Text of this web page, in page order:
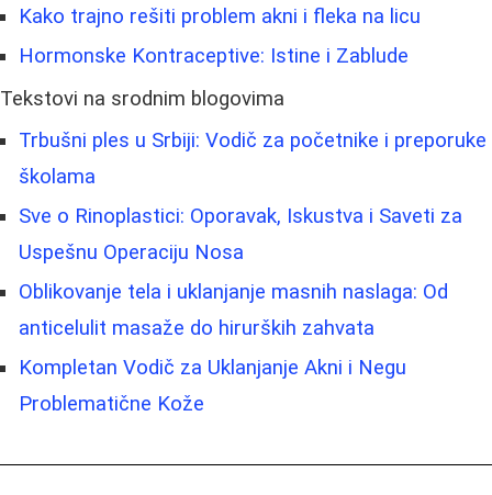
Kako trajno rešiti problem akni i fleka na licu
Hormonske Kontraceptive: Istine i Zablude
Tekstovi na srodnim blogovima
Trbušni ples u Srbiji: Vodič za početnike i preporuke
školama
Sve o Rinoplastici: Oporavak, Iskustva i Saveti za
Uspešnu Operaciju Nosa
Oblikovanje tela i uklanjanje masnih naslaga: Od
anticelulit masaže do hirurških zahvata
Kompletan Vodič za Uklanjanje Akni i Negu
Problematične Kože